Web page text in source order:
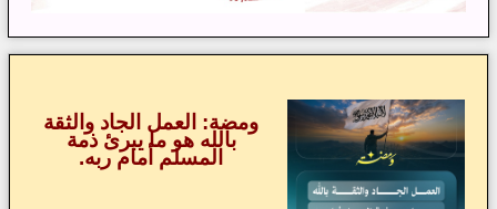
ومضة: العمل الجاد والثقة
بالله هو ما يبرئ ذمة
المسلم أمام ربه.